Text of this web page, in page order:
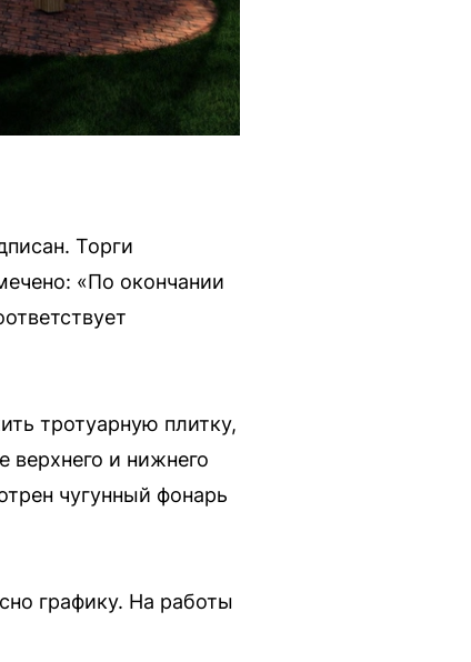
Торги
«По окончании
тротуарную плитку,
верхнего и нижнего
чугунный фонарь
графику. На работы